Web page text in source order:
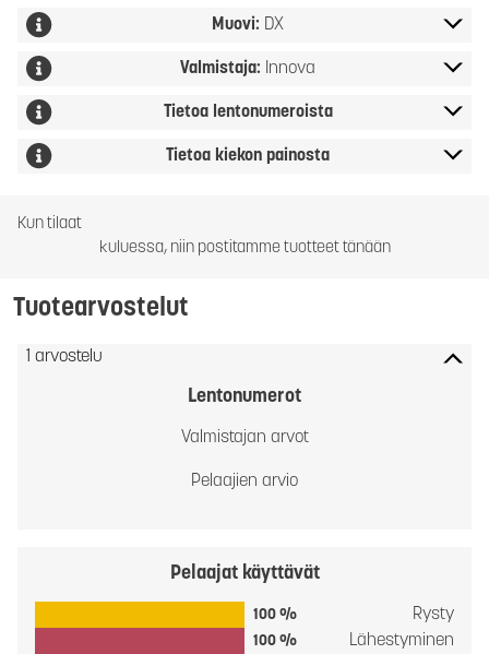
Muovi: DX
Valmistaja: Innova
Tietoa lentonumeroista
Tietoa kiekon painosta
Kun tilaat
kuluessa, niin postitamme tuotteet tänään
Tuotearvostelut
1 arvostelu
Lentonumerot
Valmistajan arvot
Pelaajien arvio
Pelaajat käyttävät
100 % Rysty
100 % Lähestyminen